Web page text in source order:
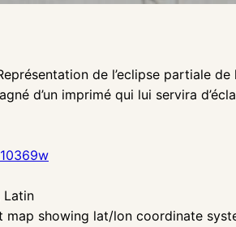
de l’eclipse partiale
d’un imprimé qui lui servira
Latin
map showing lat/lon coordinate